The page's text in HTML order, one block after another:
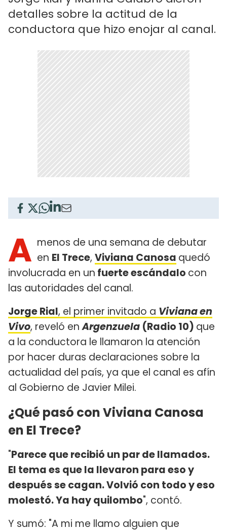
detalles sobre la actitud de la
conductora que hizo enojar al canal.
A menos de una semana de debutar
en El Trece, Viviana Canosa quedó
involucrada en un fuerte escándalo con
las autoridades del canal.
Jorge Rial, el primer invitado a Viviana en
Vivo, reveló enArgenzuela (Radio 10) que
a la conductora le llamaron la atención
por hacer duras declaraciones sobre la
actualidad del país, ya que el canal es afín
al Gobierno de Javier Milei.
¿Qué pasó con Viviana Canosa
en El Trece?
"Parece que recibió un par de llamados.
El tema es que la llevaron para eso y
después se cagan. Volvió con todo y eso
molestó. Ya hay quilombo", contó.
Y sumó: "A mi me llamo alguien que